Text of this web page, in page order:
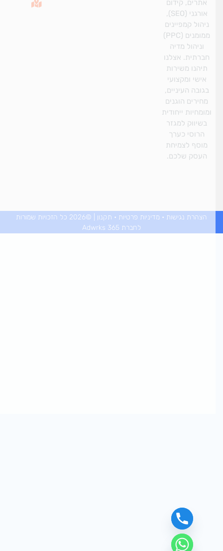
אתרים, קידום
אורגני (SEO),
קמפיינים
ממומנים (PPC)
וניהול מדיה
אצלנו
תיהנו משירות
אישי ומקצועי
העיניים,
הוגנים
ייחודית
בשיווק למגזר
הרוסי כערך
מוסף לצמיחת
העסק שלכם.
הצהרת נגישות•מדיניות פרטיות•תקנון
| ©2026 כל הזכויות שמורות
לחברת Adwrks 365